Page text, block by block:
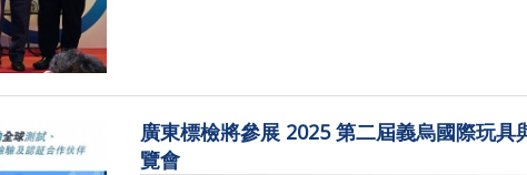
廣東標檢將參展 2025 第二屆義烏國際玩具
覽會